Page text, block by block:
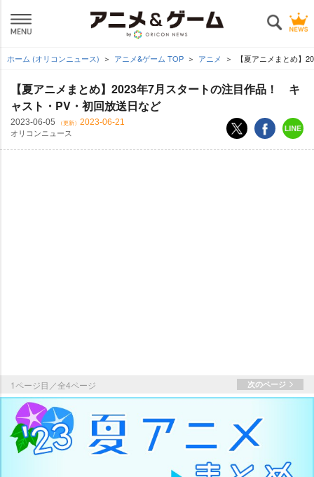
ホーム (オリコンニュース) アニメ&ゲーム TOP アニメ 【夏アニメまとめ】
【夏アニメまとめ】2023年7月スタートの注目作品！ キ
ャスト・PV・初回放送日など
2023-06-05 （更新） 2023-06-21
オリコンニュース
1ページ目／全4ページ 次のページ